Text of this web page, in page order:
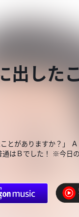
出した
ことがありますか？
通はＢでした！ ※今日